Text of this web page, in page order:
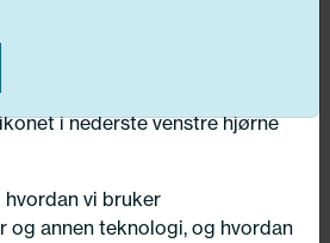
samtykket ditt til enhver tid ved
i nederste venstre hjørne
hvordan vi bruker
og annen teknologi, og hvordan